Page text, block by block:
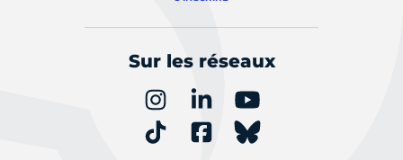
Sur les réseaux